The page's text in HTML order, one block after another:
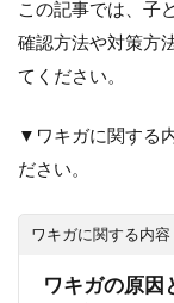
この記事では、子
確認方法や対策方
てください。
▼ワキガに関する
ださい。
ワキガに関する内容
ワキガの原因